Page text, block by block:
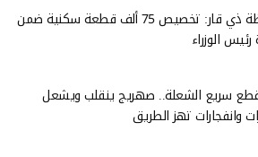
محافظة ذي قار: تخصيص 75 ألف قطعة سكنية ضمن
الوزراء
تقطع سريع الشعلة.. صهريج ينقلب ويشعل
وانفجارات تهز الطريق